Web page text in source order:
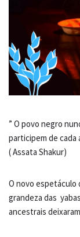
” O povo negro
participem de cada
( Assata Shakur)
O novo espetáculo
grandeza das
ancestrais